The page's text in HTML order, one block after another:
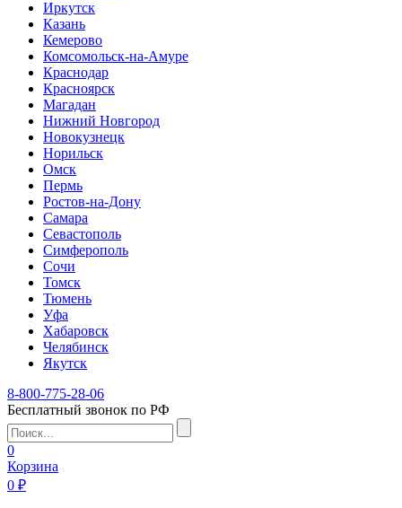
Иркутск
Казань
Кемерово
Комсомольск-на-Амуре
Краснодар
Красноярск
Магадан
Нижний Новгород
Новокузнецк
Норильск
Омск
Пермь
Ростов-на-Дону
Самара
Севастополь
Симферополь
Сочи
Томск
Тюмень
Уфа
Хабаровск
Челябинск
Якутск
8-800-775-28-06
Бесплатный звонок по РФ
0
Корзина
0 ₽